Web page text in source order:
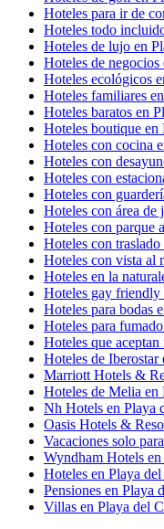
Hoteles para ir de
Hoteles todo
Hoteles de lujo en
Hoteles de
Hoteles ecológicos
Hoteles familiares
Hoteles baratos en
Hoteles boutique en
Hoteles con cocina
Hoteles con
Hoteles con
Hoteles con
Hoteles con área de
Hoteles con parque
Hoteles con
Hoteles con vista al
Hoteles en la
Hoteles gay friendly
Hoteles para bodas
Hoteles para
Hoteles que
Hoteles de Iberostar
Marriott Hotels &
Hoteles de Melia en
Nh Hotels en Playa
Oasis Hotels &
Vacaciones solo
Wyndham Hotels
Hoteles en Playa
Pensiones en Playa
Villas en Playa del